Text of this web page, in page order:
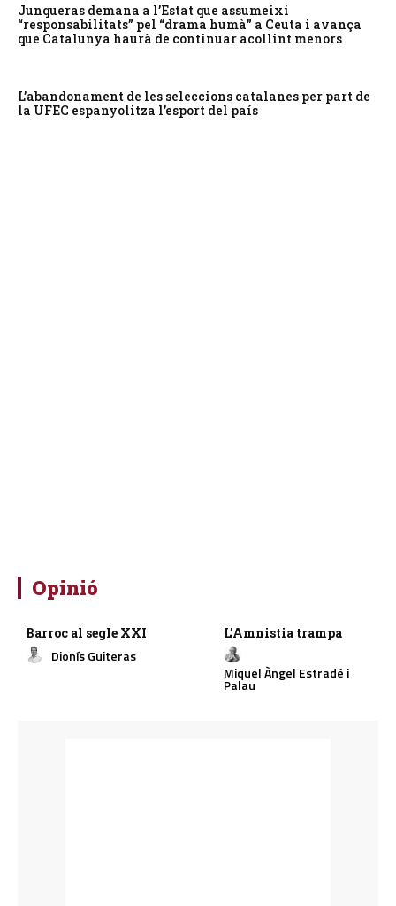
Junqueras demana a l’Estat que assumeixi
“responsabilitats” pel “drama humà” a Ceuta i avança
que Catalunya haurà de continuar acollint menors
L’abandonament de les seleccions catalanes per part de
la UFEC espanyolitza l’esport del país
Opinió
Barroc al segle XXI
Dionís Guiteras
L’Amnistia trampa
Miquel Àngel Estradé i
Palau